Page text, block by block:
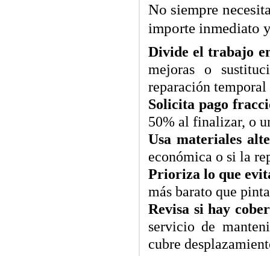
No siempre
importe inmediato
Divide el trabajo
mejoras o
reparación
Solicita pago
50% al finalizar, o
Usa materiales
económica o si la
Prioriza lo que
más barato que
Revisa si hay
servicio de
cubre